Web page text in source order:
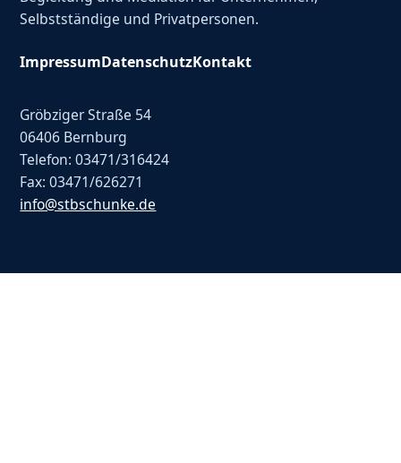
Selbstständige und Privatpersonen.
ImpressumDatenschutzKontakt
Gröbziger Straße 54
06406 Bernburg
Telefon: 03471/316424
Fax: 03471/626271
info@stbschunke.de